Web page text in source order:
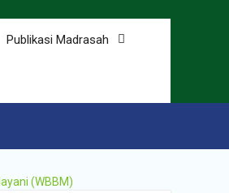
Publikasi Madrasah
(WBBM)